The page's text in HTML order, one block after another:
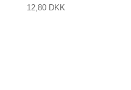
12,80 DKK